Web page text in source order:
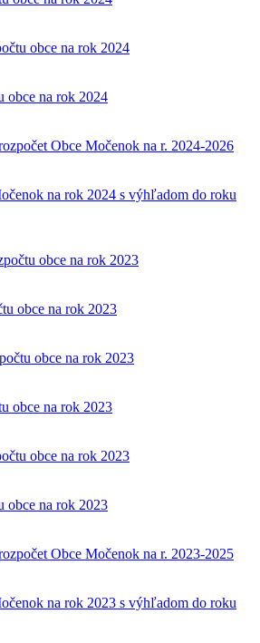
obce na rok 2024
obce na rok 2024
Obce Močenok na r. 2024-2026
na rok 2024 s výhľadom do roku
obce na rok 2023
obce na rok 2023
obce na rok 2023
obce na rok 2023
obce na rok 2023
obce na rok 2023
Obce Močenok na r. 2023-2025
na rok 2023 s výhľadom do roku